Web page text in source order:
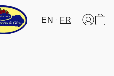
EN FR